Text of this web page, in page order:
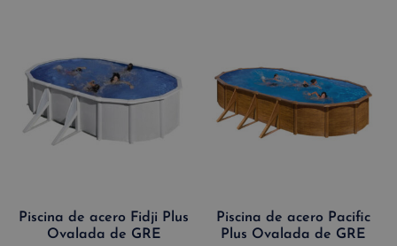
Piscina de acero Fidji Plus
Ovalada de GRE
Piscina de acero Pacific
Plus Ovalada de GRE